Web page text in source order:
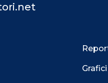
Grafici